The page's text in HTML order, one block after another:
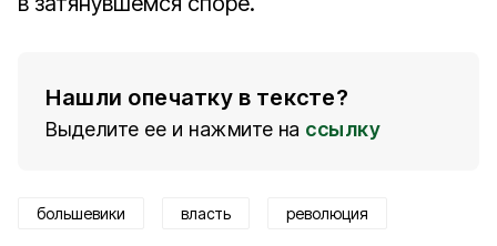
Нашли опечатку в тексте?
Выделите ее и нажмите на ссылку
большевики власть революция